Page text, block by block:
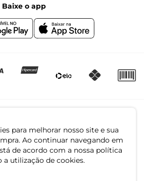
para melhorar nosso site e sua
Ao continuar navegando em
de acordo com a nossa política
a utilização de cookies.
Ética
Baixe o app